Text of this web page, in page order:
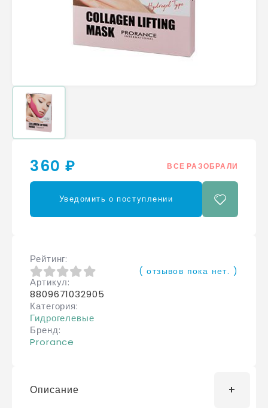
360 ₽ ВСЕ РАЗОБРАЛИ
Уведомить о поступлении
Рейтинг
0из 5
( отзывов пока нет. )
Артикул
8809671032905
Категория
Гидрогелевые
Бренд
Prorance
Описание